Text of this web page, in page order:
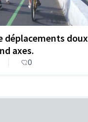
déplacements doux
axes.
0